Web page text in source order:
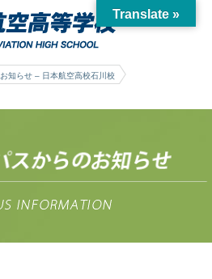
お知らせ – 日本航空高校石川校
Translate »